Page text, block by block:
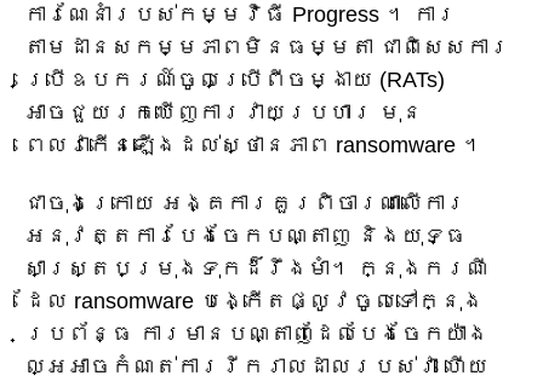
ការណែនាំរបស់កម្មវិធី Progress ។ ការ
តាមដានសកម្មភាពមិនធម្មតា ជាពិសេសការ
ប្រើឧបករណ៍ចូលប្រើពីចម្ងាយ (RATs)
អាចជួយរកឃើញការវាយប្រហារ មុន
ពេលវាកើនឡើងដល់ស្ថានភាព ransomware ។
ជាចុងក្រោយ អង្គការគួរពិចារណាលើការ
អនុវត្តការបែងចែកបណ្តាញ និងយុទ្ធ
សាស្ត្របម្រុងទុកដ៏រឹងមាំ។ ក្នុងករណី
ដែល ransomware បង្កើតផ្លូវចូលទៅក្នុង
ប្រព័ន្ធ ការមានបណ្តាញដែលបែងចែកយ៉ាង
ល្អអាចកំណត់ការរីករាលដាលរបស់វា ហើយ